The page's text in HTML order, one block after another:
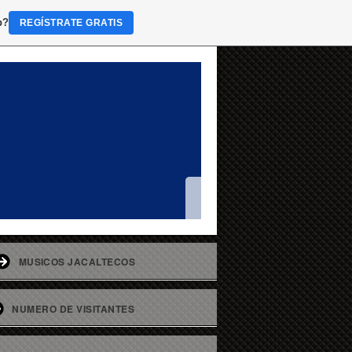
MUSICOS JACALTECOS
NUMERO DE VISITANTES
REGÍSTRATE GRATIS